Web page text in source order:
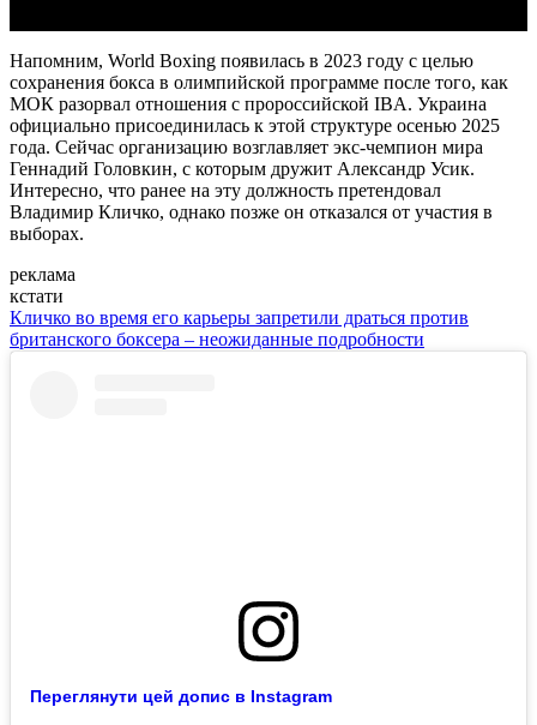
Напомним, World Boxing появилась в 2023 году с целью
сохранения бокса в олимпийской программе после того, как
МОК разорвал отношения с пророссийской IBA. Украина
официально присоединилась к этой структуре осенью 2025
года. Сейчас организацию возглавляет экс-чемпион мира
Геннадий Головкин, с которым дружит Александр Усик.
Интересно, что ранее на эту должность претендовал
Владимир Кличко, однако позже он отказался от участия в
выборах.
реклама
кстати
Кличко во время его карьеры запретили драться против
британского боксера – неожиданные подробности
Переглянути цей допис в Instagram